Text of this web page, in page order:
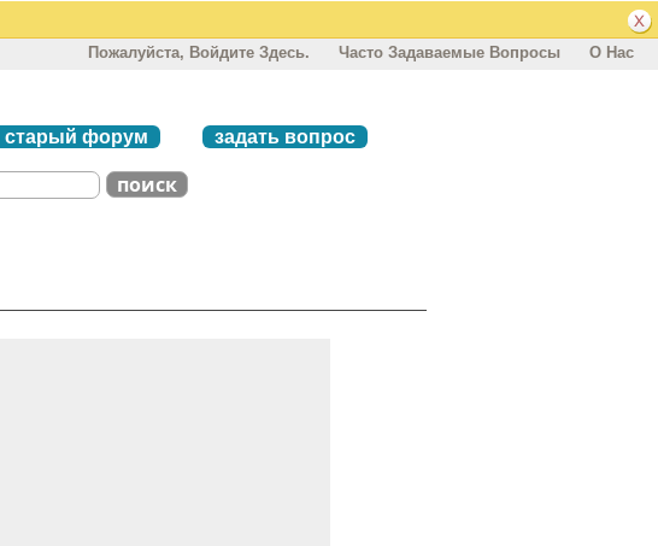
Пожалуйста, Войдите Здесь. Часто Задаваемые Вопросы О Нас
старый форум задать вопрос